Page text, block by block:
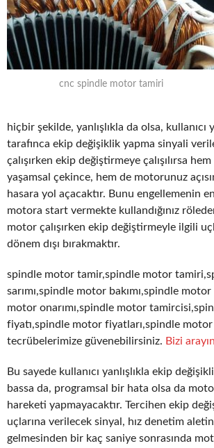
cnc spindle motor tamiri
hiçbir şekilde, yanlışlıkla da olsa, kullanıcı
tarafınca ekip değişiklik yapma sinyali
çalışırken ekip değiştirmeye çalışılırsa hem
yaşamsal çekince, hem de motorunuz
hasara yol açacaktır. Bunu engellemenin
motora start vermekte kullandığınız
motor çalışırken ekip değiştirmeyle ilgili
dönem dışı bırakmaktır.
spindle motor tamir,spindle motor
sarımı,spindle motor bakımı,spindle
motor onarımı,spindle motor
fiyatı,spindle motor fiyatları,spindle motor
tecrübelerimize güvenebilirsiniz. Bizi
Bu sayede kullanıcı yanlışlıkla ekip
bassa da, programsal bir hata olsa da
hareketi yapmayacaktır. Tercihen ekip
uçlarına verilecek sinyal, hız denetim
gelmesinden bir kaç saniye sonrasında